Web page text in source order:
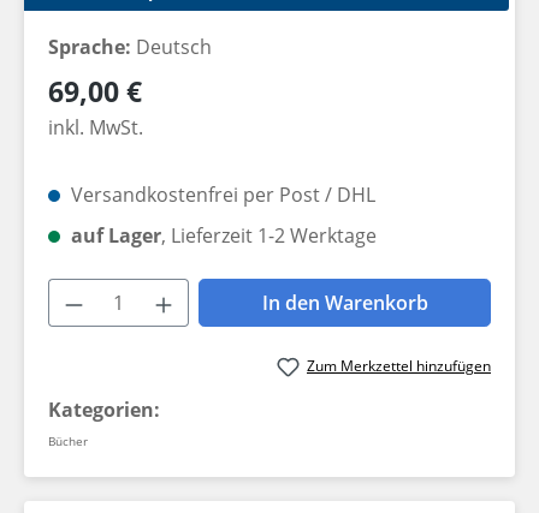
Sprache: Deutsch
Regulärer Preis:
69,00 €
inkl. MwSt.
Versandkostenfrei per Post / DHL
auf Lager, Lieferzeit 1-2 Werktage
Produkt Anzahl: Gib den
In den Warenkorb
Zum Merkzettel hinzufügen
Kategorien:
Bücher